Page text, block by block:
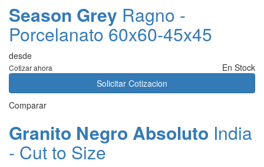
Season Grey Ragno -
Porcelanato 60x60-45x45
desde
Cotizar ahora
En Stock
Solicitar Cotizacion
Comparar
Granito Negro Absoluto India
- Cut to Size